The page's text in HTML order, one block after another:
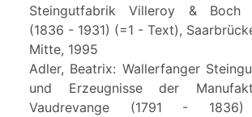
Steingutfabrik Villeroy & Boch
(1836 - 1931) (=1 - Text),
Mitte, 1995
Adler, Beatrix: Wallerfanger
und Erzeugnisse der
Vaudrevange (1791 -